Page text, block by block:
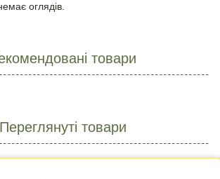
оглядів.
товари
Переглянуті товари